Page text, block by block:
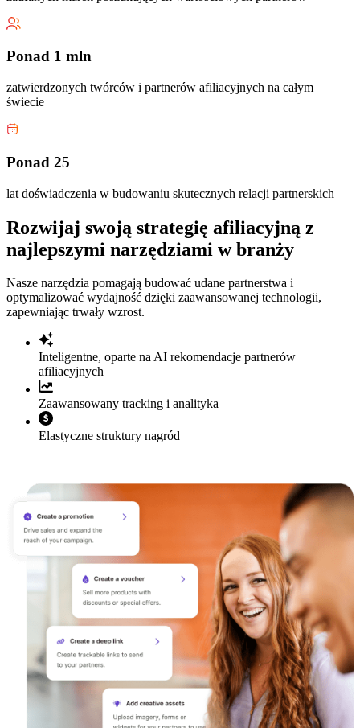
Ponad 1 mln
zatwierdzonych twórców i partnerów afiliacyjnych na całym
świecie
Ponad 25
lat doświadczenia w budowaniu skutecznych relacji partnerskich
Rozwijaj swoją strategię afiliacyjną z
najlepszymi narzędziami w branży
Nasze narzędzia pomagają budować udane partnerstwa i
optymalizować wydajność dzięki zaawansowanej technologii,
zapewniając trwały wzrost.
Inteligentne, oparte na AI rekomendacje partnerów
afiliacyjnych
Zaawansowany tracking i analityka
Elastyczne struktury nagród